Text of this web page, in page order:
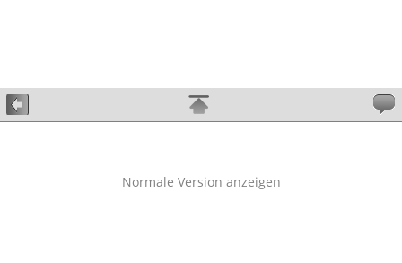
Normale Version anzeigen